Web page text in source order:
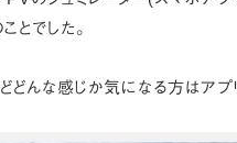
とでした。
んな感じか気になる方はアプ